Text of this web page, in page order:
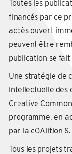
Toutes les
financés par ce
accès ouvert
peuvent être
publication se fait
Une stratégie de
intellectuelle des
Creative
programme, en
par la cOAlition S.
Tous les projets